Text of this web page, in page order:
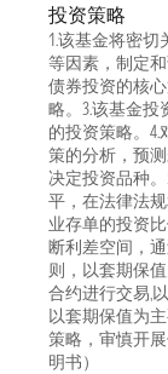
投资策略
1.该基金将密
等因素，制定
债券投资的核
略。3.该基金
的投资策略。
策的分析，预
决定投资品种
平，在法律法
业存单的投资
断利差空间，
则，以套期保
合约进行交易,
以套期保值为
策略，审慎开
明书）